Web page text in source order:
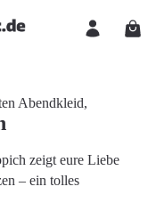
zeigt eure Liebe
– ein tolles